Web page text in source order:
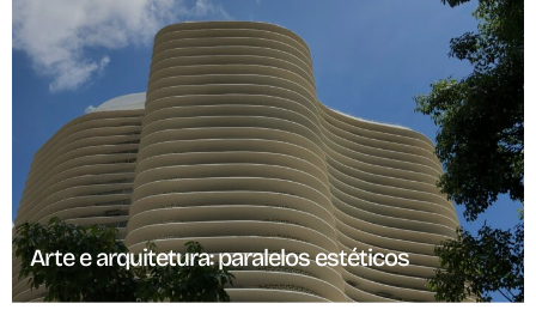
Arte e arquitetura: paralelos estéticos